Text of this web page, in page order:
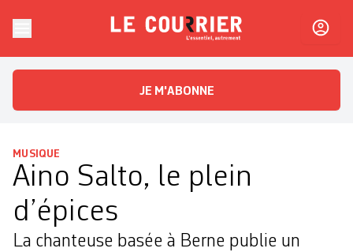
Le CourrierL'essentiel, autrement
JE M'ABONNE
MUSIQUE
Aino Salto, le plein
d’épices
La chanteuse basée à Berne publie un